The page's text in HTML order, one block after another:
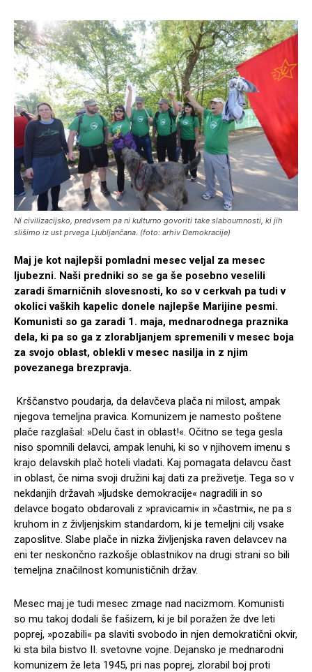
Ni civilizacijsko, predvsem pa ni kulturno govoriti take slaboumnosti, ki jih
slišimo iz ust prvega Ljubljančana. (foto: arhiv Demokracije)
Maj je kot najlepši pomladni mesec veljal za mesec
ljubezni. Naši predniki so se ga še posebno veselili
zaradi šmarničnih slovesnosti, ko so v cerkvah pa tudi v
okolici vaških kapelic donele najlepše Marijine pesmi.
Komunisti so ga zaradi 1. maja, mednarodnega praznika
dela, ki pa so ga z zlorabljanjem spremenili v mesec boja
za svojo oblast, oblekli v mesec nasilja in z njim
povezanega brezpravja.
Krščanstvo poudarja, da delavčeva plača ni milost, ampak
njegova temeljna pravica. Komunizem je namesto poštene
plače razglašal: »Delu čast in oblast!«. Očitno se tega gesla
niso spomnili delavci, ampak lenuhi, ki so v njihovem imenu s
krajo delavskih plač hoteli vladati. Kaj pomagata delavcu čast
in oblast, če nima svoji družini kaj dati za preživetje. Tega so v
nekdanjih državah »ljudske demokracije« nagradili in so
delavce bogato obdarovali z »pravicami« in »častmi«, ne pa s
kruhom in z življenjskim standardom, ki je temeljni cilj vsake
zaposlitve. Slabe plače in nizka življenjska raven delavcev na
eni ter neskončno razkošje oblastnikov na drugi strani so bili
temeljna značilnost komunističnih držav.
Mesec maj je tudi mesec zmage nad nacizmom. Komunisti
so mu takoj dodali še fašizem, ki je bil poražen že dve leti
poprej, »pozabili« pa slaviti svobodo in njen demokratični okvir,
ki sta bila bistvo II. svetovne vojne. Dejansko je mednarodni
komunizem že leta 1945, pri nas poprej, zlorabil boj proti